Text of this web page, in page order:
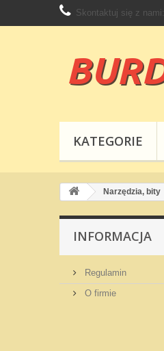
Skontaktuj się z nami:
KATEGORIE
Narzędzia, bity
INFORMACJA
Regulamin
O firmie